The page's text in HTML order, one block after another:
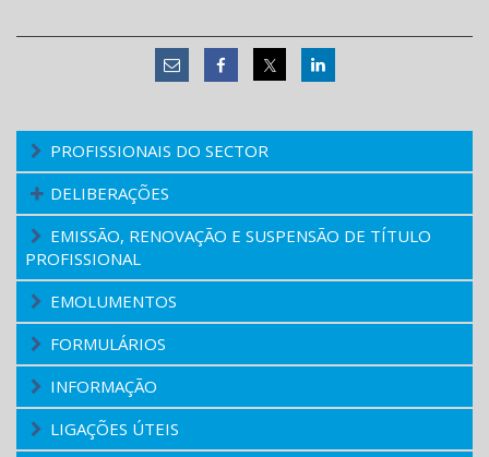
PROFISSIONAIS DO SECTOR
DELIBERAÇÕES
EMISSÃO, RENOVAÇÃO E SUSPENSÃO DE TÍTULO
PROFISSIONAL
EMOLUMENTOS
FORMULÁRIOS
INFORMAÇÃO
LIGAÇÕES ÚTEIS